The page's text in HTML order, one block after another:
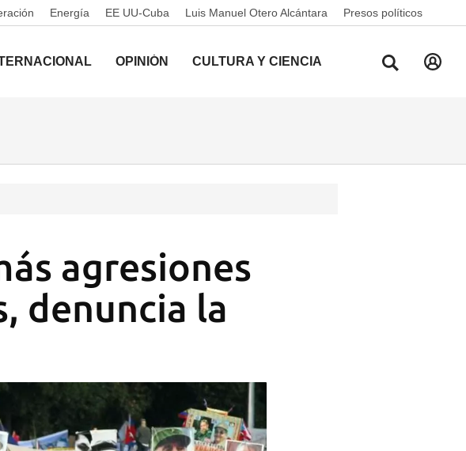
Energía EE UU-Cuba Luis Manuel Otero Alcántara Presos políticos
OPINIÓN CULTURA Y CIENCIA
agresiones
denuncia la